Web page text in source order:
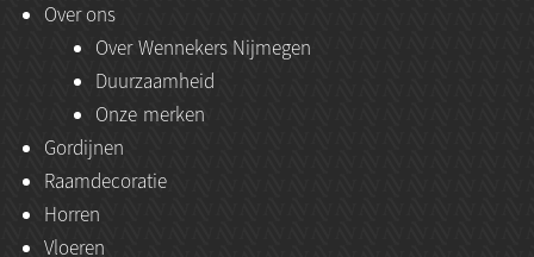
Over ons
Over Wennekers Nijmegen
Duurzaamheid
Onze merken
Gordijnen
Raamdecoratie
Horren
Vloeren